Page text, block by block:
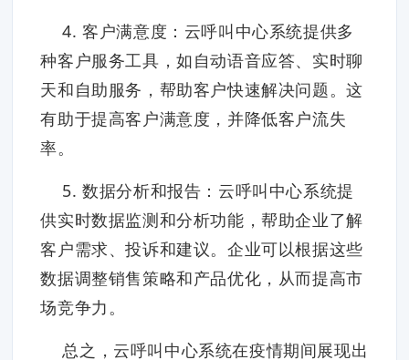
4. 客户满意度：云呼叫中心系统提供多
种客户服务工具，如自动语音应答、实时聊
天和自助服务，帮助客户快速解决问题。这
有助于提高客户满意度，并降低客户流失
率。
5. 数据分析和报告：云呼叫中心系统提
供实时数据监测和分析功能，帮助企业了解
客户需求、投诉和建议。企业可以根据这些
数据调整销售策略和产品优化，从而提高市
场竞争力。
总之，云呼叫中心系统在疫情期间展现出